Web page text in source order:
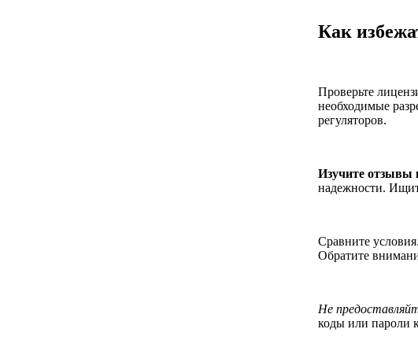
Как
Проверьте
необходимые
регуляторов.
Изучите отзывы
надежности.
Сравните
Обратите
Не
коды или пароли